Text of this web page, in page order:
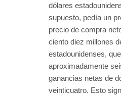
dólares
supuesto, pedía un
precio de compra
ciento diez millones
estadounidenses,
aproximadamente
ganancias netas de
veinticuatro. Esto